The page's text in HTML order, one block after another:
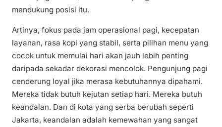
mendukung posisi itu.
Artinya, fokus pada jam operasional pagi, kecepatan
layanan, rasa kopi yang stabil, serta pilihan menu yang
cocok untuk memulai hari akan jauh lebih penting
daripada sekadar dekorasi mencolok. Pengunjung pagi
cenderung loyal jika merasa kebutuhannya dipahami.
Mereka tidak butuh kejutan setiap hari. Mereka butuh
keandalan. Dan di kota yang serba berubah seperti
Jakarta, keandalan adalah kemewahan yang sangat